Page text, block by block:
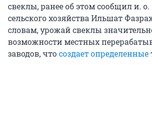
свеклы, ранее об этом сообщил и.
сельского хозяйства Ильшат
словам, урожай свеклы
возможности местных
заводов, чтосоздает определенные